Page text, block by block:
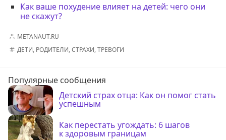
Как ваше похудение влияет на детей: чего они
не скажут?
METANAUT.RU
ДЕТИ, РОДИТЕЛИ,СТРАХИ,ТРЕВОГИ
Популярные сообщения
Детский страх отца: Как он помог стать
успешным
Как перестать угождать: 6 шагов
к здоровым границам